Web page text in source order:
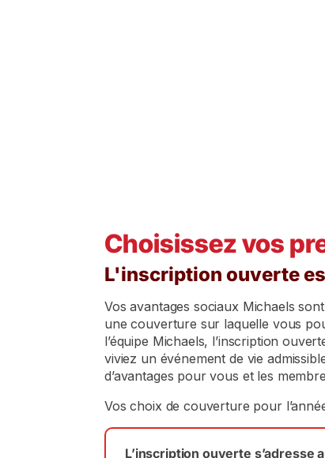
Choisissez vos
L'inscription ouverte
Vos avantages sociaux Michaels
une couverture sur laquelle vous
l’équipe Michaels, l’inscription
viviez un événement de vie
d’avantages pour vous et les
Vos choix de couverture pour
L’inscription ouverte s’adresse